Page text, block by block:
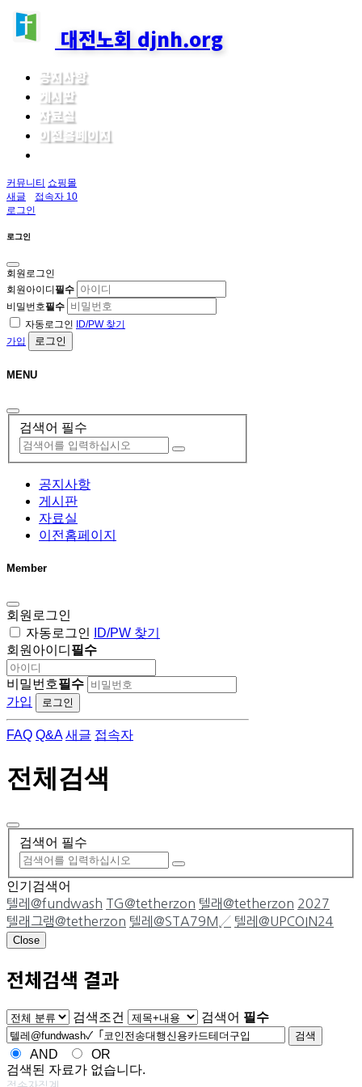
대전노회 djnh.org
공지사항
게시판
자료실
이전홈페이지
커뮤니티 쇼핑몰
새글
접속자 10
로그인
로그인
회원로그인
회원아이디 필수
비밀번호필수
자동로그인
ID/PW 찾기
가입
로그인
MENU
검색어 필수
공지사항
게시판
자료실
이전홈페이지
Member
회원로그인
자동로그인
ID/PW 찾기
회원아이디 필수
비밀번호필수
가입
로그인
FAQ Q&A 새글 접속자
전체검색
검색어 필수
인기검색어
텔레@fundwash TG@tetherzon 텔래@tetherzon 2027
텔래그램@tetherzon 텔레@STA79M↙ 텔레@UPCOIN24
Close
전체검색 결과
게시판 그룹선택검색조건 검색어 필수
검색
AND
OR
검색된 자료가 없습니다.